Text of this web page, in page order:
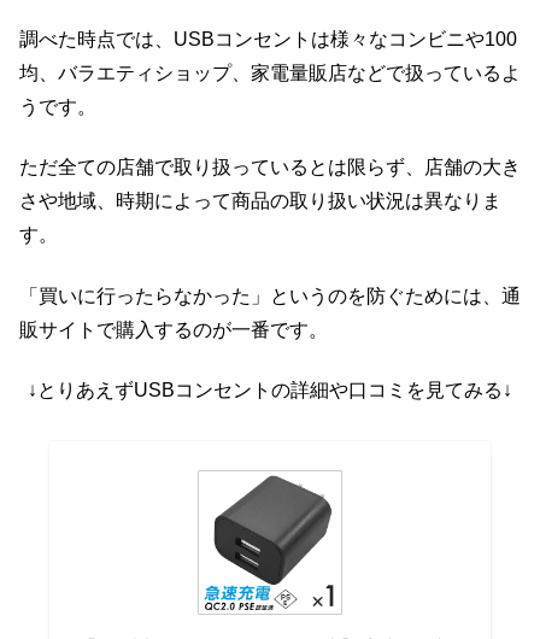
調べた時点では、USBコンセントは様々なコンビニや100
均、バラエティショップ、家電量販店などで扱っているよ
うです。
ただ全ての店舗で取り扱っているとは限らず、店舗の大き
さや地域、時期によって商品の取り扱い状況は異なりま
す。
「買いに行ったらなかった」というのを防ぐためには、通
販サイトで購入するのが一番です。
↓とりあえずUSBコンセントの詳細や口コミを見てみる↓